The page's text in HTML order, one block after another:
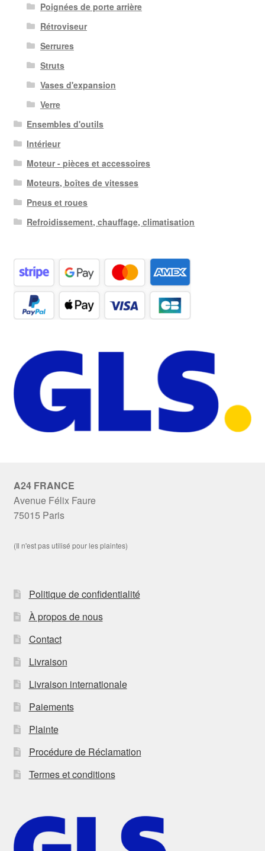
Poignées de porte arrière
Rétroviseur
Serrures
Struts
Vases d'expansion
Verre
Ensembles d'outils
Intérieur
Moteur - pièces et accessoires
Moteurs, boîtes de vitesses
Pneus et roues
Refroidissement, chauffage, climatisation
A24 FRANCE
Avenue Félix Faure
75015 Paris
(Il n'est pas utilisé pour les plaintes)
Politique de confidentialité
À propos de nous
Contact
Livraison
Livraison internationale
Paiements
Plainte
Procédure de Réclamation
Termes et conditions